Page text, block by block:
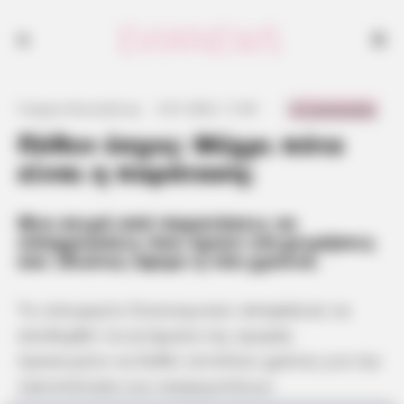
Πόθεν έσχες: Μέχρι πότε
είναι η παράταση;
Μια σειρά από παρατάσεις σε
υποχρεώσεις που έχουν επιχειρήσεις
και ιδιώτες έφερε η νέα χρονιά.